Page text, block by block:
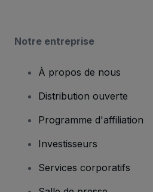
Notre entreprise
À propos de nous
Distribution ouverte
Programme d'affiliation
Investisseurs
Services corporatifs